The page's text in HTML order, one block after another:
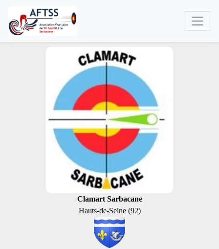
Clamart Sarbacane
Hauts-de-Seine (92)